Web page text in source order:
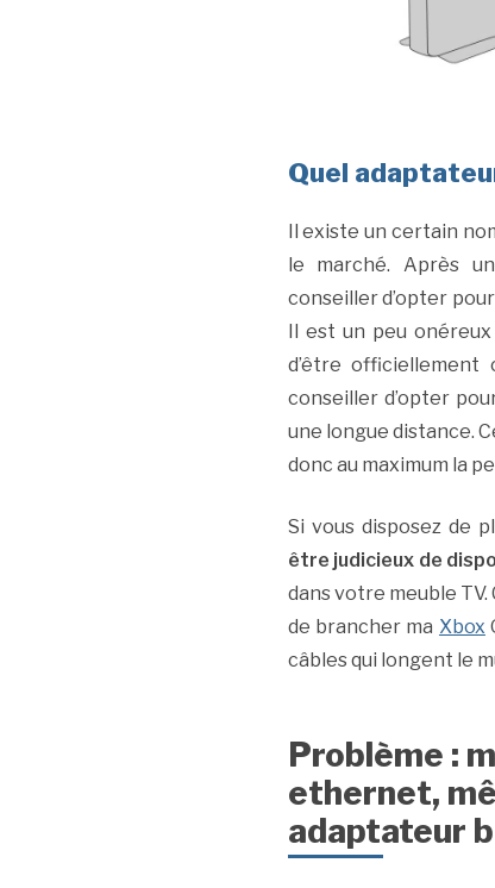
Quel
Il existe un certain
le marché. Après
conseiller d’opter
Il est un peu onéreux
d’être officiellement
conseiller d’opter
une longue distance.
donc au maximum la
Si vous disposez de
être judicieux de
dans votre meuble TV.
de brancher ma Xbox
câbles qui longent le
Problème :
ethernet,
adaptateur